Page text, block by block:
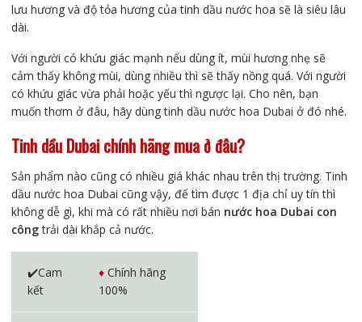
lưu hương và độ tỏa hương của tinh dầu nước hoa sẽ là siêu lâu
dài.
Với người có khứu giác mạnh nếu dùng ít, mùi hương nhẹ sẽ
cảm thấy không mùi, dùng nhiều thì sẽ thấy nồng quá. Với người
có khứu giác vừa phải hoặc yếu thì ngược lại. Cho nên, bạn
muốn thơm ở đâu, hãy dùng tinh dầu nước hoa Dubai ở đó nhé.
Tinh dầu Dubai chính hãng mua ở đâu?
Sản phẩm nào cũng có nhiều giá khác nhau trên thị trường. Tinh
dầu nước hoa Dubai cũng vậy, để tìm được 1 địa chỉ uy tín thì
không dễ gì, khi mà có rất nhiều nơi bán nước hoa Dubai con
côngtrải dài khắp cả nước.
✔️Cam
kết
♦️ Chính hãng
100%